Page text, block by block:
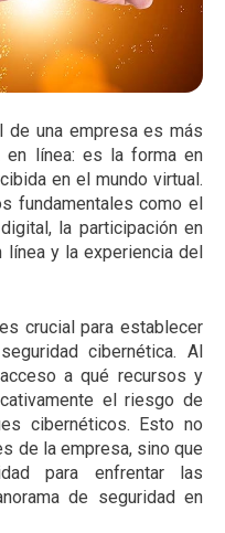
de una empresa es más
en línea: es la forma en
en el mundo virtual.
fundamentales como el
la participación en
línea y la experiencia del
crucial para establecer
cibernética. Al
a qué recursos y
el riesgo de
cibernéticos. Esto no
de la empresa, sino que
para enfrentar las
de seguridad en